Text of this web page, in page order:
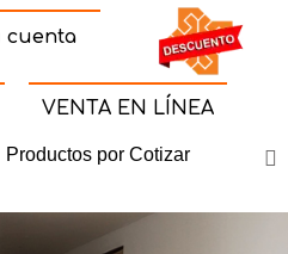
cuenta
VENTA EN LÍNEA
Productos por Cotizar